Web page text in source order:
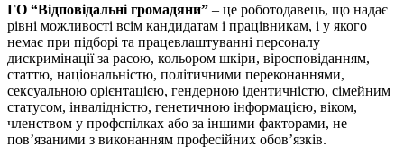
ГО “Відповідальні громадяни” – це роботодавець, що надає
рівні можливості всім кандидатам і працівникам, і у якого
немає при підборі та працевлаштуванні персоналу
дискримінації за расою, кольором шкіри, віросповіданням,
статтю, національністю, політичними переконаннями,
сексуальною орієнтацією, гендерною ідентичністю, сімейним
статусом, інвалідністю, генетичною інформацією, віком,
членством у профспілках або за іншими факторами, не
пов’язаними з виконанням професійних обов’язків.